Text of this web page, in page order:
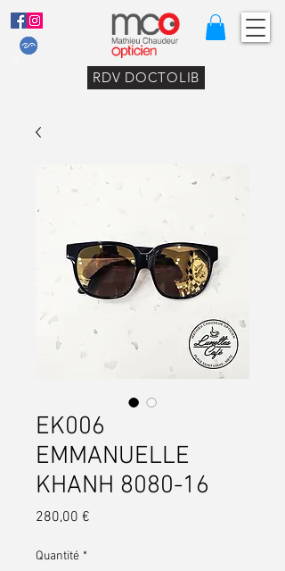
RDV DOCTOLIB
EK006
EMMANUELLE
KHANH 8080-16
280,00 €
Quantité *